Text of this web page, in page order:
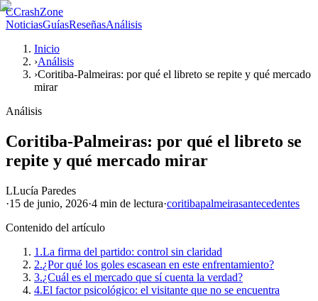
CCrashZone
NoticiasGuíasReseñasAnálisis
Inicio
›Análisis
›Coritiba-Palmeiras: por qué el libreto se repite y qué mercado
mirar
Análisis
Coritiba-Palmeiras: por qué el libreto se
repite y qué mercado mirar
LLucía Paredes
·15 de junio, 2026·4 min de lectura·coritibapalmeirasantecedentes
Contenido del artículo
1.La firma del partido: control sin claridad
2.¿Por qué los goles escasean en este enfrentamiento?
3.¿Cuál es el mercado que sí cuenta la verdad?
4.El factor psicológico: el visitante que no se encuentra